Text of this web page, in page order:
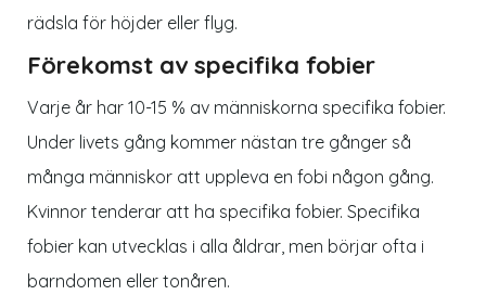
rädsla för höjder eller flyg.
Förekomst av specifika fobier
Varje år har 10-15 % av människorna specifika fobier.
Under livets gång kommer nästan tre gånger så
många människor att uppleva en fobi någon gång.
Kvinnor tenderar att ha specifika fobier. Specifika
fobier kan utvecklas i alla åldrar, men börjar ofta i
barndomen eller tonåren.